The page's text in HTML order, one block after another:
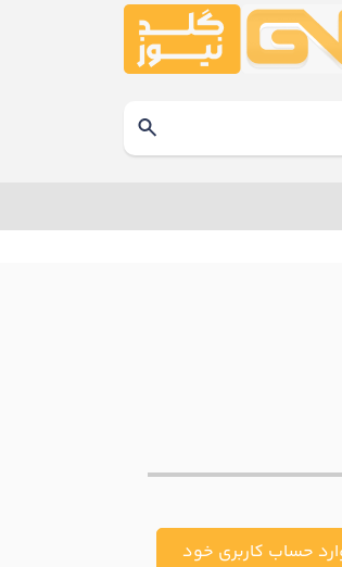
حساب کاربری خود